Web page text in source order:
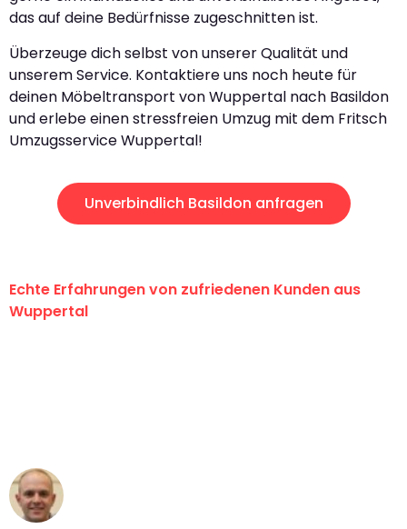
das auf deine Bedürfnisse zugeschnitten ist.
Überzeuge dich selbst von unserer Qualität und
unserem Service. Kontaktiere uns noch heute für
deinen Möbeltransport von Wuppertal nach Basildon
und erlebe einen stressfreien Umzug mit dem Fritsch
Umzugsservice Wuppertal!
Unverbindlich Basildon anfragen
Echte Erfahrungen von zufriedenen Kunden aus
Wuppertal